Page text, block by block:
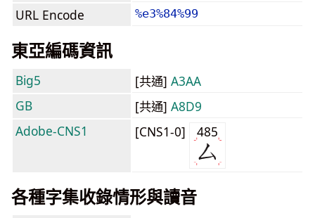
URL Encode %e3%84%99
東亞編碼資訊
Big5 [共通] A3AA
GB
[共通] A8D9
Adobe-CNS1
[CNS1-0] 485
各種字集收錄情形與讀音